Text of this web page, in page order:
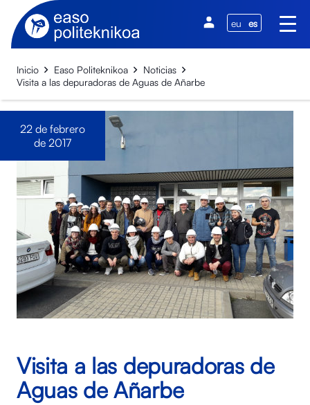
eu es
Inicio Easo Politeknikoa
Noticias
Visita a las depuradoras de Aguas de Añarbe
22 de febrero
de 2017
Visita a las depuradoras de
Aguas de Añarbe